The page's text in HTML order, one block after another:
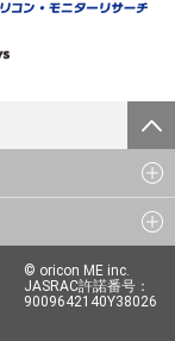
© oricon ME inc.
JASRAC許諾番号：
9009642140Y38026